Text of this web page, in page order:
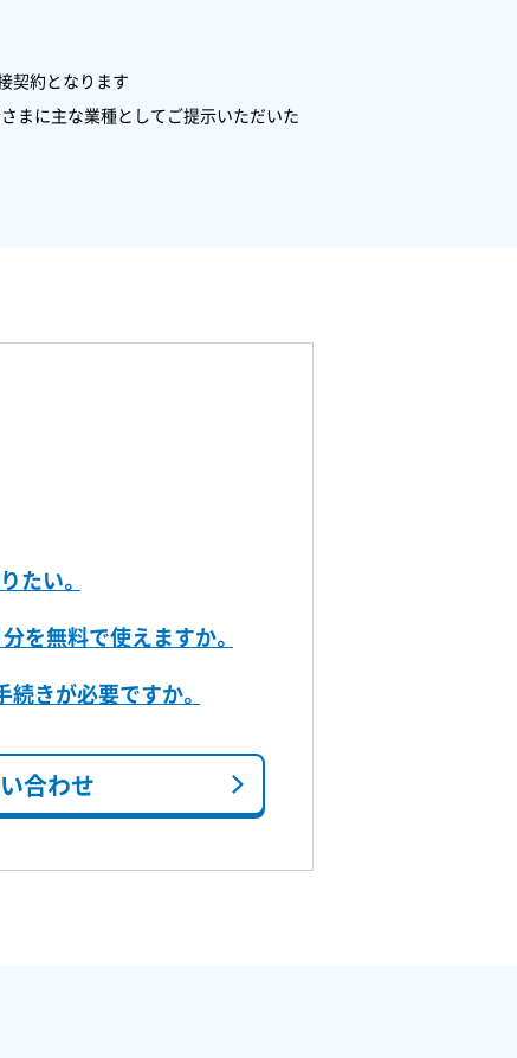
契約となります
まに主な業種としてご提示いただいた
たい。
を無料で使えますか。
続きが必要ですか。
合わせ